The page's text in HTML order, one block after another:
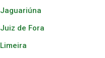
Jaguariúna
Juiz de Fora
Limeira